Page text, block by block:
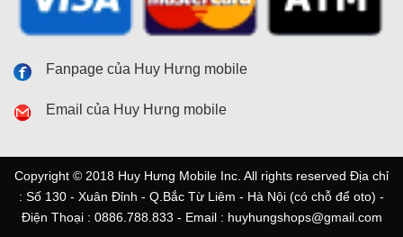
Fanpage của Huy Hưng mobile
Email của Huy Hưng mobile
Copyright © 2018 Huy Hưng Mobile Inc. All rights reserved Địa chỉ
: Số 130 - Xuân Đỉnh - Q.Bắc Từ Liêm - Hà Nội (có chỗ để oto) -
Điện Thoại : 0886.788.833 - Email : huyhungshops@gmail.com